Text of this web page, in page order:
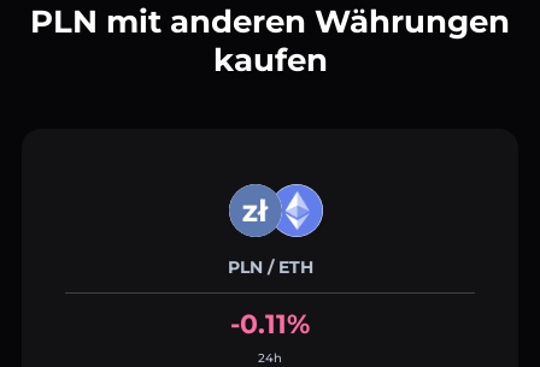
PLN mit anderen Währungen
kaufen
PLN / ETH
-0.11%
24h